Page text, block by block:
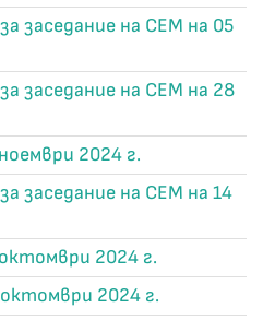
заседание на СЕМ на 05
заседание на СЕМ на 28
2024 г.
заседание на СЕМ на 14
2024 г.
2024 г.